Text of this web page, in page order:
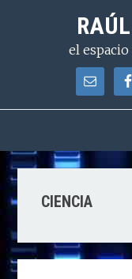
contenidoel
CIENCIA